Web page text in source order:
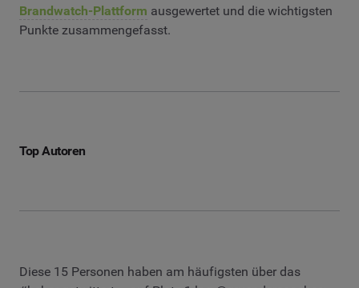
Brandwatch-Plattform ausgewertet und die wichtigsten
Punkte zusammengefasst.
Top Autoren
Diese 15 Personen haben am häufigsten über das